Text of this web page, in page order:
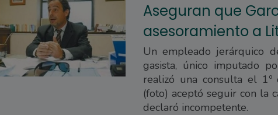
Aseguran que
asesoramiento a
Un empleado jerárquico
gasista, único imputado
realizó una consulta el
(foto) aceptó seguir con la
declaró incompetente.